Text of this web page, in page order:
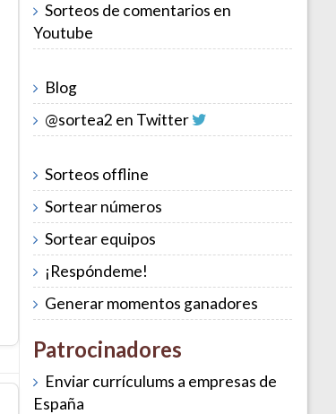
Sorteos de comentarios en
Youtube
Blog
@sortea2 en Twitter
Sorteos offline
Sortear números
Sortear equipos
¡Respóndeme!
Generar momentos ganadores
Patrocinadores
Enviar currículums a empresas de
España